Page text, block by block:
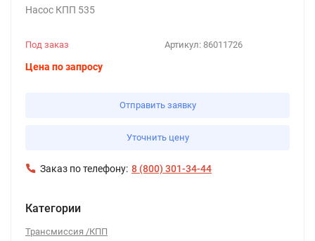
Насос КПП 535
Артикул: 86011726
Под заказ
Цена по запросу
Отправить заявку
Уточнить цену
Заказ по телефону: 8 (800) 301-34-44
Категории
Трансмиссия /КПП